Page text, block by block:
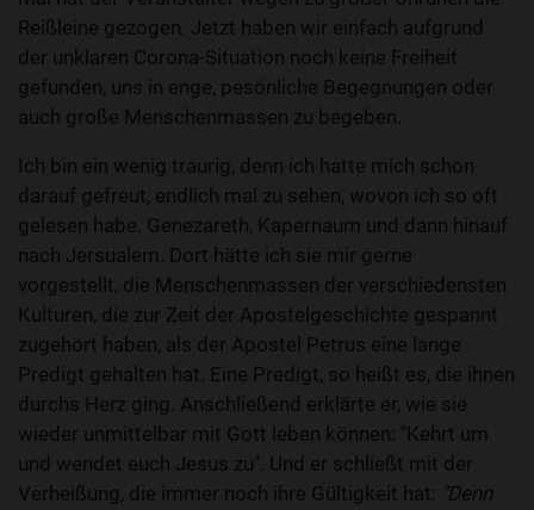
Reißleine gezogen. Jetzt haben wir einfach aufgrund
der unklaren Corona-Situation noch keine Freiheit
gefunden, uns in enge, pesönliche Begegnungen oder
auch große Menschenmassen zu begeben.
Ich bin ein wenig traurig, denn ich hatte mich schon
darauf gefreut, endlich mal zu sehen, wovon ich so oft
gelesen habe. Genezareth, Kapernaum und dann hinauf
nach Jersualem. Dort hätte ich sie mir gerne
vorgestellt, die Menschenmassen der verschiedensten
Kulturen, die zur Zeit der Apostelgeschichte gespannt
zugehört haben, als der Apostel Petrus eine lange
Predigt gehalten hat. Eine Predigt, so heißt es, die ihnen
durchs Herz ging. Anschließend erklärte er, wie sie
wieder unmittelbar mit Gott leben können: "Kehrt um
und wendet euch Jesus zu". Und er schließt mit der
Verheißung, die immer noch ihre Gültigkeit hat:
"Denn